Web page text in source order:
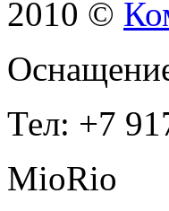
2010 ©
Тел: +7
MioRio